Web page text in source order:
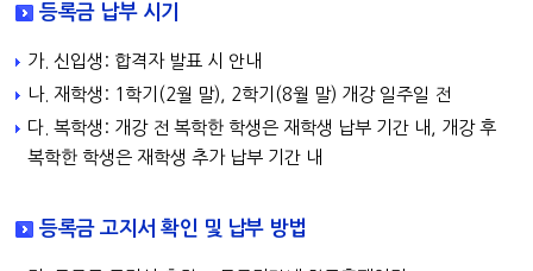
등록금 납부 시기
가. 신입생: 합격자 발표 시 안내
나. 재학생: 1학기(2월 말), 2학기(8월 말) 개강 일주일 전
다. 복학생: 개강 전 복학한 학생은 재학생 납부 기간 내, 개강 후
복학한 학생은 재학생 추가 납부 기간 내
등록금 고지서 확인 및 납부 방법